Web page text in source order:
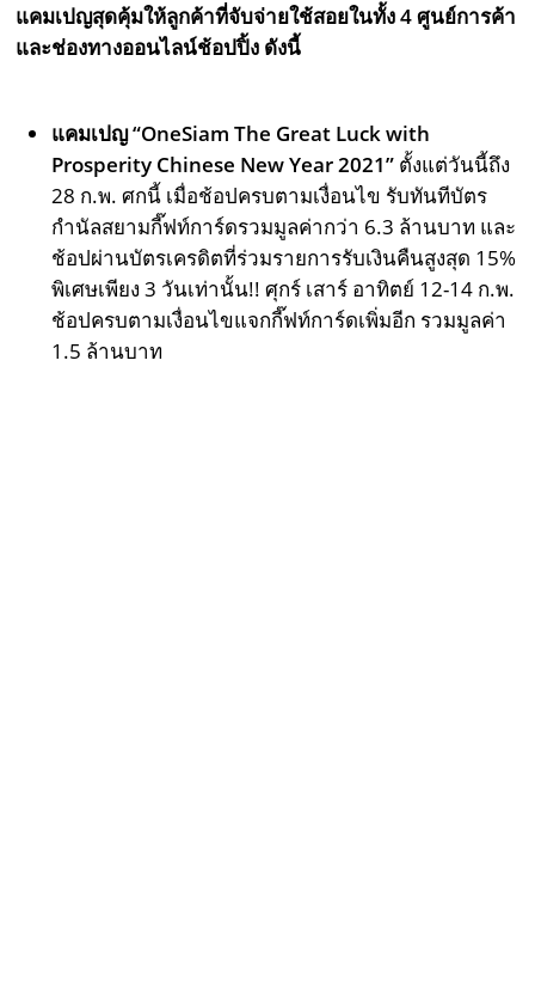
แคมเปญสุดคุ้มให้ลูกค้าที่จับจ่ายใช้สอยในทั้ง 4 ศูนย์การค้า
และช่องทางออนไลน์ช้อปปิ้ง ดังนี้
แคมเปญ“OneSiam The Great Luck with
Prosperity Chinese New Year 2021” ตั้งแต่วันนี้ถึง
28 ก.พ. ศกนี้ เมื่อช้อปครบตามเงื่อนไข รับทันทีบัตร
กำนัลสยามกี๊ฟท์การ์ดรวมมูลค่ากว่า 6.3 ล้านบาท และ
ช้อปผ่านบัตรเครดิตที่ร่วมรายการรับเงินคืนสูงสุด 15%
พิเศษเพียง 3 วันเท่านั้น!! ศุกร์ เสาร์ อาทิตย์ 12-14 ก.พ.
ช้อปครบตามเงื่อนไขแจกกี๊ฟท์การ์ดเพิ่มอีก รวมมูลค่า
1.5 ล้านบาท